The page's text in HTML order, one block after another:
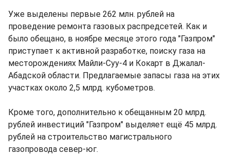
Уже выделены первые 262 млн. рублей на
проведение ремонта газовых распредсетей. Как и
было обещано, в ноябре месяце этого года "Газпром"
приступает к активной разработке, поиску газа на
месторождениях Майли-Суу-4 и Кокарт в Джалал-
Абадской области. Предлагаемые запасы газа на этих
участках около 2,5 млрд. кубометров.
Кроме того, дополнительно к обещанным 20 млрд.
рублей инвестиций "Газпром" выделяет ещё 45 млрд.
рублей на строительство магистрального
газопровода север-юг.